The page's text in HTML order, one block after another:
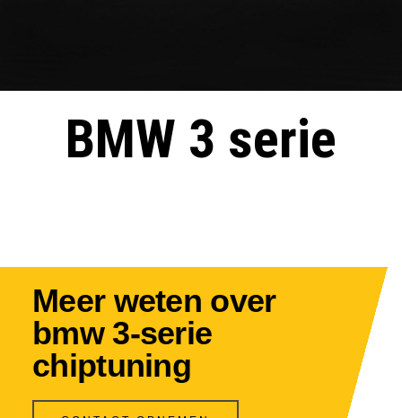
BMW 3 serie
Meer weten over
bmw 3-serie
chiptuning